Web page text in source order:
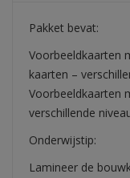
Pakket bevat:
Voorbeeldkaarten
kaarten –
Voorbeeldkaarten
verschillende
Onderwijstip:
Lamineer de